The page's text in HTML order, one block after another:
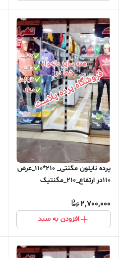
پرده نایلون مگنتی_ 210*110_عرض
110در ارتفاع_210_مگنتیک
2,700,000
افزودن به سبد